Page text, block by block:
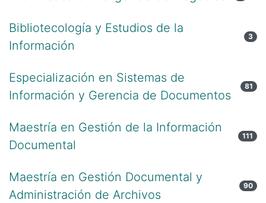
Bibliotecología y Estudios de la
Información
3
Especialización en Sistemas de
Información y Gerencia de Documentos
81
Maestría en Gestión de la Información
Documental
111
Maestría en Gestión Documental y
Administración de Archivos
90